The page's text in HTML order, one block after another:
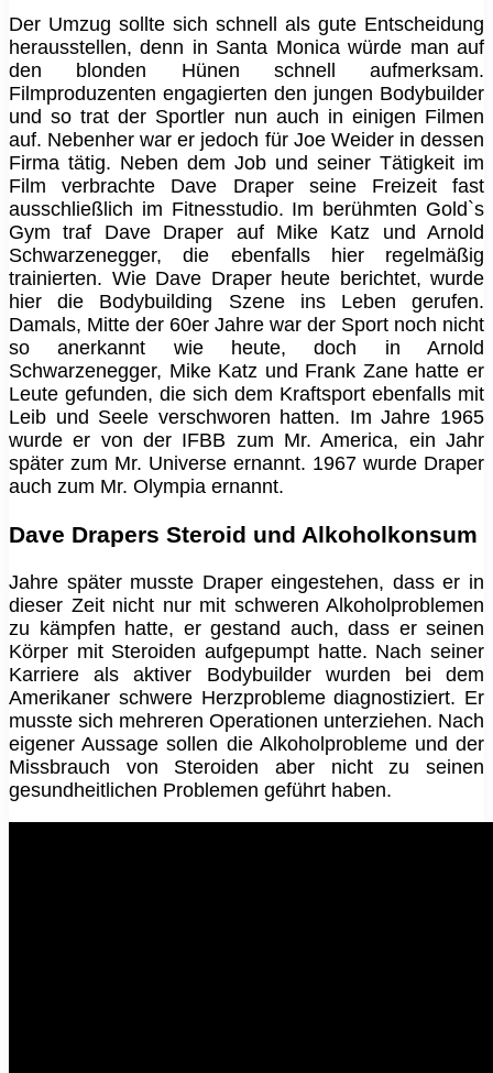
Der Umzug sollte sich schnell als gute Entscheidung
herausstellen, denn in Santa Monica würde man auf
den blonden Hünen schnell aufmerksam.
Filmproduzenten engagierten den jungen Bodybuilder
und so trat der Sportler nun auch in einigen Filmen
auf. Nebenher war er jedoch für Joe Weider in dessen
Firma tätig. Neben dem Job und seiner Tätigkeit im
Film verbrachte Dave Draper seine Freizeit fast
ausschließlich im Fitnesstudio. Im berühmten Gold`s
Gym traf Dave Draper auf Mike Katz und Arnold
Schwarzenegger, die ebenfalls hier regelmäßig
trainierten. Wie Dave Draper heute berichtet, wurde
hier die Bodybuilding Szene ins Leben gerufen.
Damals, Mitte der 60er Jahre war der Sport noch nicht
so anerkannt wie heute, doch in Arnold
Schwarzenegger, Mike Katz und Frank Zane hatte er
Leute gefunden, die sich dem Kraftsport ebenfalls mit
Leib und Seele verschworen hatten. Im Jahre 1965
wurde er von der IFBB zum Mr. America, ein Jahr
später zum Mr. Universe ernannt. 1967 wurde Draper
auch zum Mr. Olympia ernannt.
Dave Drapers Steroid und Alkoholkonsum
Jahre später musste Draper eingestehen, dass er in
dieser Zeit nicht nur mit schweren Alkoholproblemen
zu kämpfen hatte, er gestand auch, dass er seinen
Körper mit Steroiden aufgepumpt hatte. Nach seiner
Karriere als aktiver Bodybuilder wurden bei dem
Amerikaner schwere Herzprobleme diagnostiziert. Er
musste sich mehreren Operationen unterziehen. Nach
eigener Aussage sollen die Alkoholprobleme und der
Missbrauch von Steroiden aber nicht zu seinen
gesundheitlichen Problemen geführt haben.